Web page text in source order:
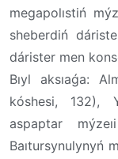
megapolıstiń
sheberdiń
dárister men
Bıyl aksıaǵa:
kóshesi, 132),
aspaptar
Baıtursynulynyń